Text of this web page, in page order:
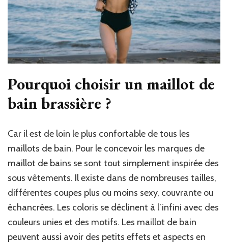
Pourquoi choisir un maillot de
bain brassière ?
Car il est de loin le plus confortable de tous les
maillots de bain. Pour le concevoir les marques de
maillot de bains se sont tout simplement inspirée des
sous vêtements. Il existe dans de nombreuses tailles,
différentes coupes plus ou moins sexy, couvrante ou
échancrées. Les coloris se déclinent à l’infini avec des
couleurs unies et des motifs. Les maillot de bain
peuvent aussi avoir des petits effets et aspects en